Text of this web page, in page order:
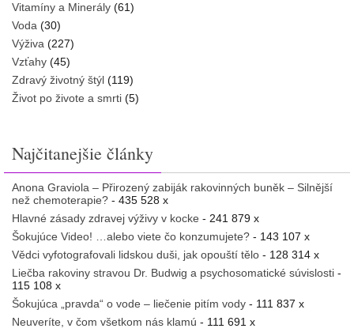
Vitamíny a Minerály (61)
Voda (30)
Výživa (227)
Vzťahy (45)
Zdravý životný štýl (119)
Život po živote a smrti (5)
Najčitanejšie články
Anona Graviola – Přirozený zabiják rakovinných buněk – Silnější
než chemoterapie? - 435 528 x
Hlavné zásady zdravej výživy v kocke - 241 879 x
Šokujúce Video! …alebo viete čo konzumujete? - 143 107 x
Vědci vyfotografovali lidskou duši, jak opouští tělo - 128 314 x
Liečba rakoviny stravou Dr. Budwig a psychosomatické súvislosti -
115 108 x
Šokujúca „pravda“ o vode – liečenie pitím vody - 111 837 x
Neuveríte, v čom všetkom nás klamú - 111 691 x